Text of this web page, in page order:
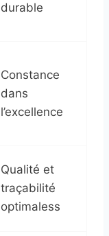
durable
Constance
dans
l’excellence
Qualité et
traçabilité
optimaless